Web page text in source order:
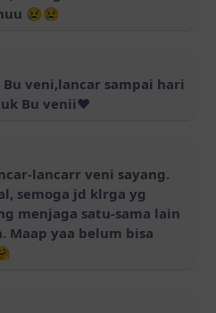
😢😢
veni,lancar sampai hari
Bu venii❤️
lancarr veni sayang.
semoga jd klrga yg
menjaga satu-sama lain
Maap yaa belum bisa